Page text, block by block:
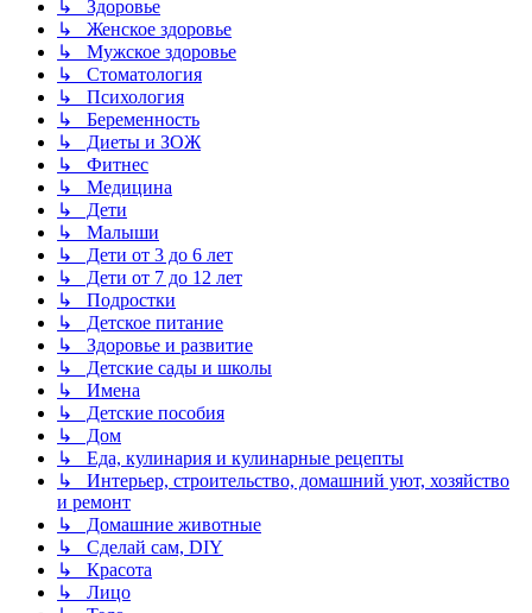
↳ Здоровье
↳ Женское здоровье
↳ Мужское здоровье
↳ Стоматология
↳ Психология
↳ Беременность
↳ Диеты и ЗОЖ
↳ Фитнес
↳ Медицина
↳ Дети
↳ Малыши
↳ Дети от 3 до 6 лет
↳ Дети от 7 до 12 лет
↳ Подростки
↳ Детское питание
↳ Здоровье и развитие
↳ Детские сады и школы
↳ Имена
↳ Детские пособия
↳ Дом
↳ Еда, кулинария и кулинарные рецепты
↳ Интерьер, строительство, домашний уют, хозяйство
и ремонт
↳ Домашние животные
↳ Сделай сам, DIY
↳ Красота
↳ Лицо